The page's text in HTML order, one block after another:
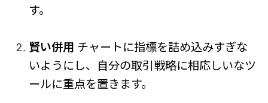
す。
賢い併用 チャートに指標を詰め込みすぎな
いようにし、自分の取引戦略に相応しいなツ
ールに重点を置きます。